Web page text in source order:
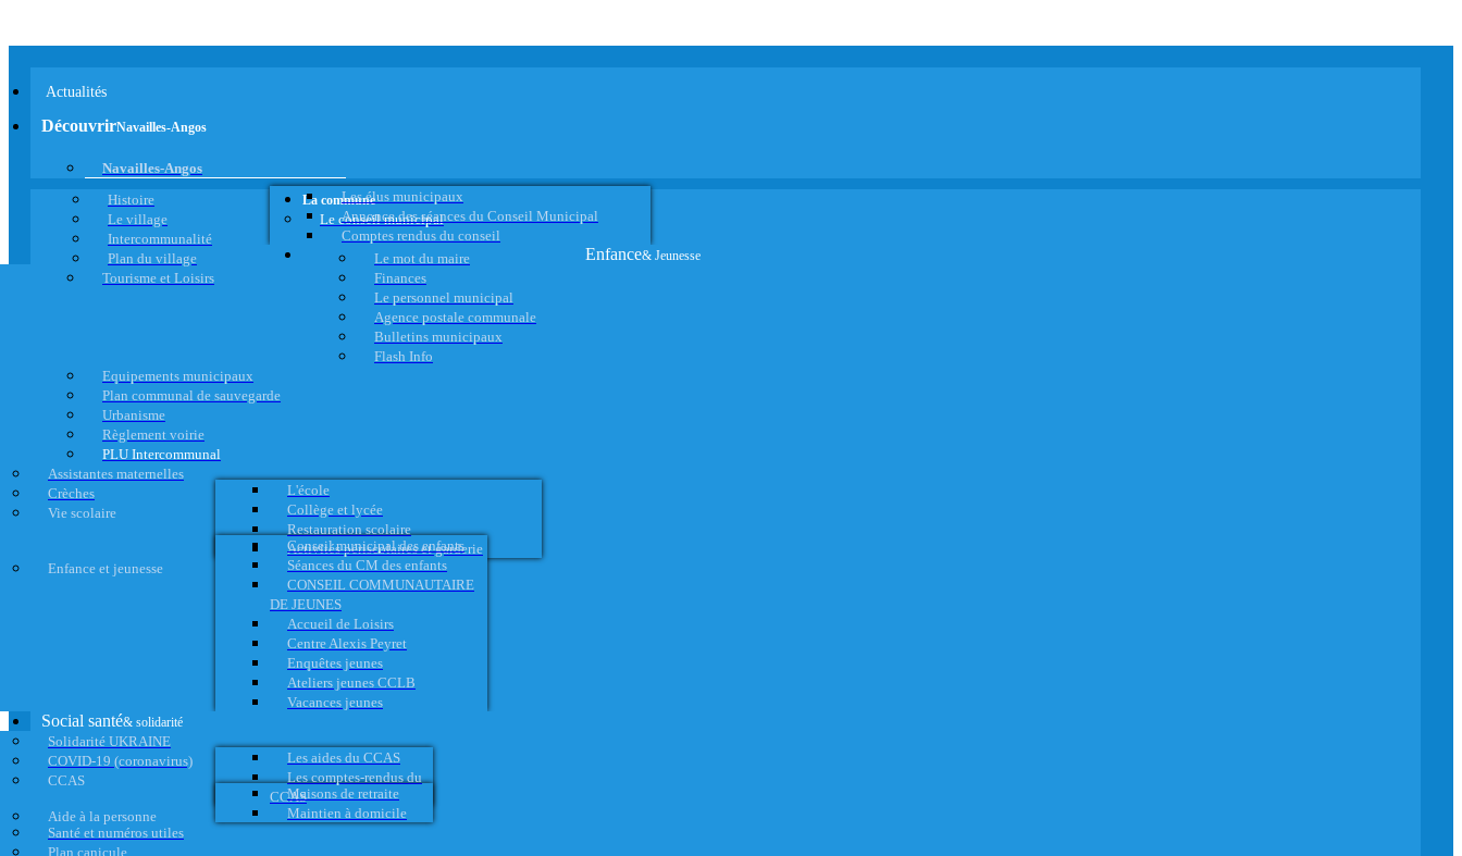
Actualités
DécouvrirNavailles-Angos
Navailles-Angos
Histoire
Le village
Intercommunalité
Plan du village
Tourisme et Loisirs
La commune
Le conseil municipal
Les élus municipaux
Annonce des séances du Conseil Municipal
Comptes rendus du conseil
Le mot du maire
Finances
Le personnel municipal
Agence postale communale
Bulletins municipaux
Flash Info
Equipements municipaux
Plan communal de sauvegarde
Urbanisme
Règlement voirie
PLU Intercommunal
Enfance& Jeunesse
Assistantes maternelles
Crèches
Vie scolaire
L'école
Collège et lycée
Restauration scolaire
Activités périscolaires et garderie
Enfance et jeunesse
Conseil municipal des enfants
Séances du CM des enfants
CONSEIL COMMUNAUTAIRE
DE JEUNES
Accueil de Loisirs
Centre Alexis Peyret
Enquêtes jeunes
Ateliers jeunes CCLB
Vacances jeunes
Social santé& solidarité
Solidarité UKRAINE
COVID-19 (coronavirus)
CCAS
Les aides du CCAS
Les comptes-rendus du
CCAS
Aide à la personne
Maisons de retraite
Maintien à domicile
Santé et numéros utiles
Plan canicule